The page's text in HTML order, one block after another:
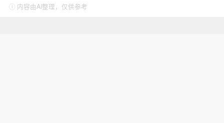
ⓘ 内容由AI整理，仅供参考